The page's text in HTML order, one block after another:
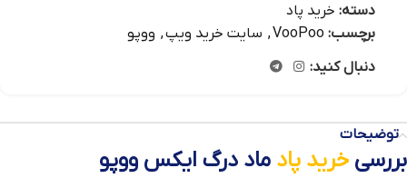
دسته: خرید پاد
برچسب: VooPoo
, سایت خرید ویپ, ووپو
دنبال کنید:
توضیحات
بررسیخرید پاد ماد درگ ایکس ووپو